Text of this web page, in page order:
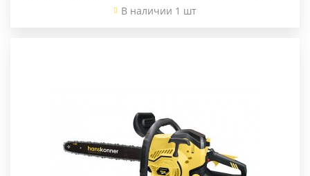
В наличии 1 шт